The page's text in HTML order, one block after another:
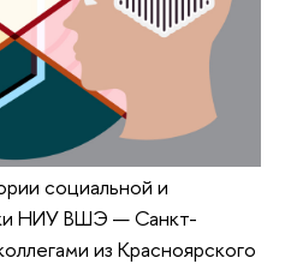
социальной и
НИУ ВШЭ — Санкт-
из Красноярского